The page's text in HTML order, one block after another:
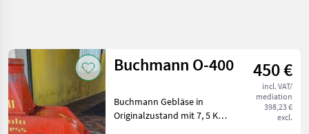
Category 1 Place Filter
CURRENT
PATHReset
Show
33
Buchmann O-400 450 €
incl. VAT/
mediation
398,23 €
excl.
Buchmann Gebläse in
Originalzustand mit 7, 5 KW